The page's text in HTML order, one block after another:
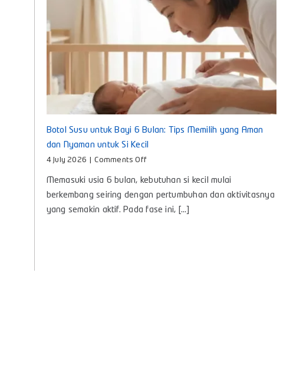
Si
Kecil
Botol Susu untuk Bayi 6 Bulan: Tips Memilih yang Aman
dan Nyaman untuk Si Kecil
4 July 2026 Comments Offon
Susu
untuk
Bayi
Memasuki usia 6 bulan, kebutuhan si kecil mulai
berkembang seiring dengan pertumbuhan dan aktivitasnya
yang semakin aktif. Pada fase ini, [...]